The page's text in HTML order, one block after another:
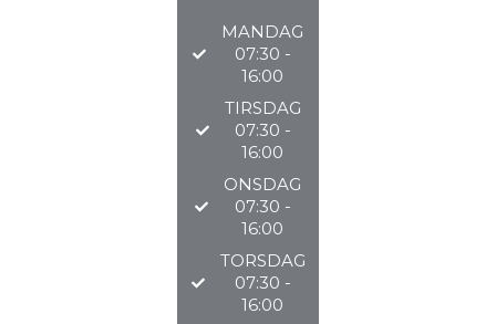
MANDAG
07:30 -
16:00
TIRSDAG
07:30 -
16:00
ONSDAG
07:30 -
16:00
TORSDAG
07:30 -
16:00